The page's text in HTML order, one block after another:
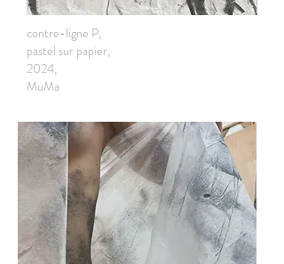
contre-ligne P,
pastel sur papier,
2024,
MuMa